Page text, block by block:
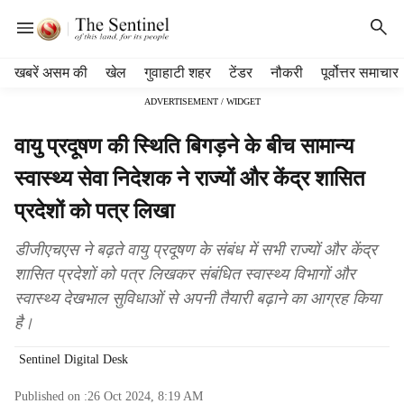
खबरें असम की खेल गुवाहाटी शहर टेंडर नौकरी पूर्वोत्तर समाचार
ADVERTISEMENT / WIDGET
वायु प्रदूषण की स्थिति बिगड़ने के बीच सामान्य
स्वास्थ्य सेवा निदेशक ने राज्यों और केंद्र शासित
प्रदेशों को पत्र लिखा
डीजीएचएस ने बढ़ते वायु प्रदूषण के संबंध में सभी राज्यों और केंद्र
शासित प्रदेशों को पत्र लिखकर संबंधित स्वास्थ्य विभागों और
स्वास्थ्य देखभाल सुविधाओं से अपनी तैयारी बढ़ाने का आग्रह किया
है।
Sentinel Digital Desk
Published on :26 Oct 2024, 8:19 AM